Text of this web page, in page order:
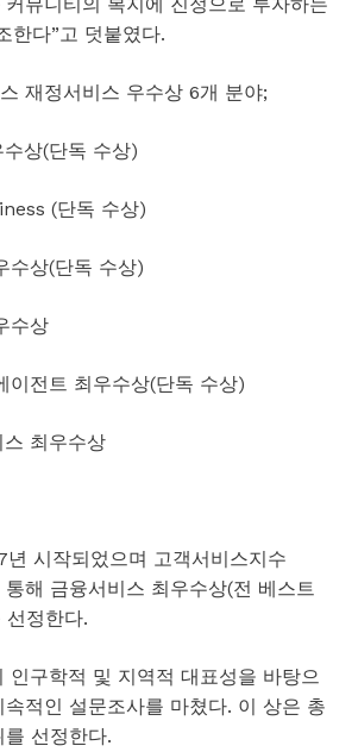
한다”고 덧붙였다.
재정서비스 우수상 6개 분야;
상(단독 수상)
(단독 수상)
수상(단독 수상)
수상
이전트 최우수상(단독 수상)
최우수상
년 시작되었으며 고객서비스지수
해 금융서비스 최우수상(전 베스트
선정한다.
인구학적 및 지역적 대표성을 바탕으
속적인 설문조사를 마쳤다. 이 상은 총
를 선정한다.